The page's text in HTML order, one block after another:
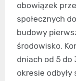
obowiązek
społecznych
budowy
środowisko.
dniach od 5 do
okresie